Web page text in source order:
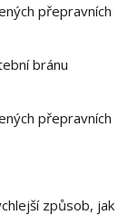
přepravních
bránu
přepravních
způsob, jak